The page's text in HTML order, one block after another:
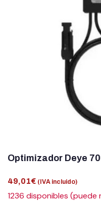
Optimizador Deye
49,01€ (IVA incluido)
1236 disponibles (puede